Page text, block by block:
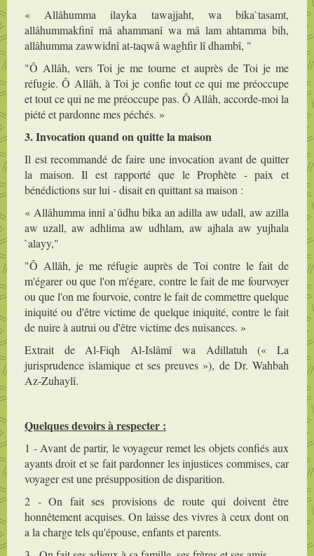
« Allâhumma ilayka tawajjaht, wa bika`tasamt,
allâhummakfinî mâ ahammanî wa mâ lam ahtamma bih,
allâhumma zawwidnî at-taqwâ waghfir lî dhambî, "
"Ô Allâh, vers Toi je me tourne et auprès de Toi je me
réfugie. Ô Allâh, à Toi je confie tout ce qui me préoccupe
et tout ce qui ne me préoccupe pas. Ô Allâh, accorde-moi la
piété et pardonne mes péchés. »
3. Invocation quand on quitte la maison
Il est recommandé de faire une invocation avant de quitter
la maison. Il est rapporté que le Prophète - paix et
bénédictions sur lui - disait en quittant sa maison :
« Allâhumma innî a`ûdhu bika an adilla aw udall, aw azilla
aw uzall, aw adhlima aw udhlam, aw ajhala aw yujhala
`alayy,"
"Ô Allâh, je me réfugie auprès de Toi contre le fait de
m'égarer ou que l'on m'égare, contre le fait de me fourvoyer
ou que l'on me fourvoie, contre le fait de commettre quelque
iniquité ou d'être victime de quelque iniquité, contre le fait
de nuire à autrui ou d'être victime des nuisances. »
Extrait de Al-Fiqh Al-Islâmî wa Adillatuh (« La
jurisprudence islamique et ses preuves »), de Dr. Wahbah
Az-Zuhaylî.
Quelques devoirs à respecter :
1 - Avant de partir, le voyageur remet les objets confiés aux
ayants droit et se fait pardonner les injustices commises, car
voyager est une présupposition de disparition.
2 - On fait ses provisions de route qui doivent être
honnêtement acquises. On laisse des vivres à ceux dont on
a la charge tels qu'épouse, enfants et parents.